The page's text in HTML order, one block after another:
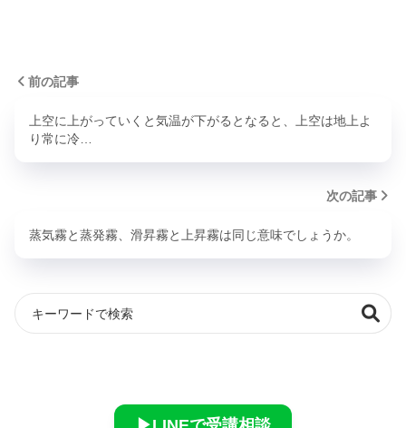
前の記事
上空に上がっていくと気温が下がるとなると、上空は地上よ
り常に冷…
次の記事
蒸気霧と蒸発霧、滑昇霧と上昇霧は同じ意味でしょうか。